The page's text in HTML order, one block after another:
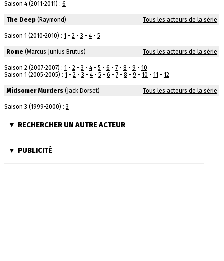
Saison 4 (2011-2011) : 6
The Deep(Raymond) Tous les acteurs de la série
Saison 1 (2010-2010) : 1 - 2- 3 - 4- 5
Rome(Marcus Junius Brutus) Tous les acteurs de la série
Saison 2 (2007-2007) : 1 - 2- 3 - 4- 5 - 6 - 7- 8 - 9 - 10
Saison 1 (2005-2005) : 1 - 2- 3 - 4- 5 - 6 - 7- 8 - 9 - 10 - 11 - 12
Midsomer Murders(Jack Dorset) Tous les acteurs de la série
Saison 3 (1999-2000) : 3
RECHERCHER UN AUTRE ACTEUR
PUBLICITÉ